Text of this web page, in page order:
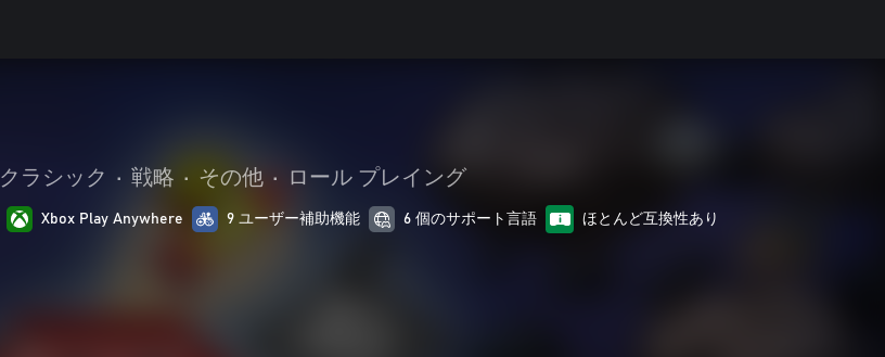
クラシック • 戦略 • その他 • ロール プレイング
Xbox Play Anywhere 9 ユーザー補助機能 6 個のサポート言語 ほとんど互換性あり